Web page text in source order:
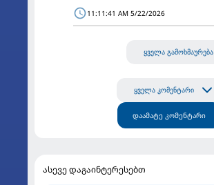
11:11:41 AM 5/22/2026
ყველა გამოხმაურება
ყველა კომენტარი
დაამატე კომენტარი
ასევე დაგაინტერესებთ